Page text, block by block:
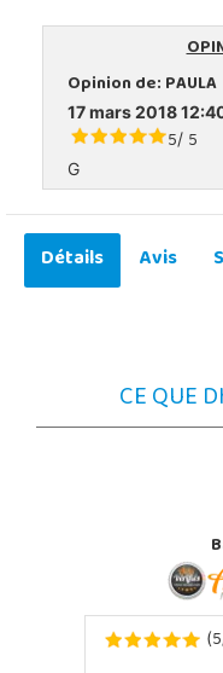
Opinion de:PAULA
17 mars 2018
5/ 5
G
Détails Avis
CE QUE
(5